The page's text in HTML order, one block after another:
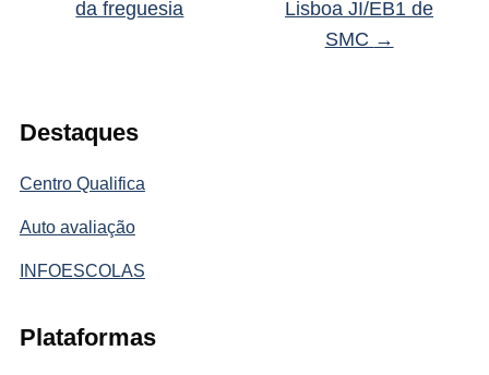
Destaques
Centro Qualifica
Auto avaliação
INFOESCOLAS
Plataformas
da freguesia
Lisboa JI/EB1 de
SMC →